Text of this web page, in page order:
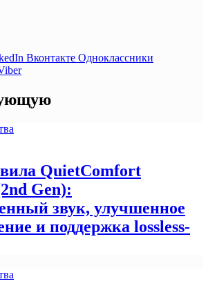
Вконтакте Одноклассники
QuietComfort
Gen):
звук, улучшенное
и поддержка lossless-